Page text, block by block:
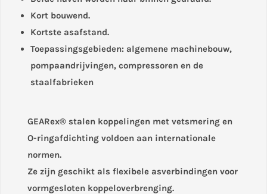
Kort bouwend.
Kortste asafstand.
Toepassingsgebieden: algemene machinebouw,
pompaandrijvingen, compressoren en de
staalfabrieken
GEARex® stalen koppelingen met vetsmering en
O-ringafdichting voldoen aan internationale
normen.
Ze zijn geschikt als flexibele asverbindingen voor
vormgesloten koppeloverbrenging.